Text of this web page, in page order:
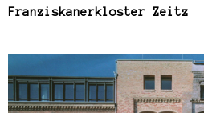
Franziskanerkloster Zeitz